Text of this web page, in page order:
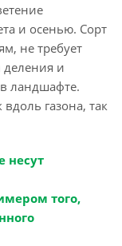
и осенью. Сорт
не требует
деления и
ландшафте.
газона, так
несут
того,